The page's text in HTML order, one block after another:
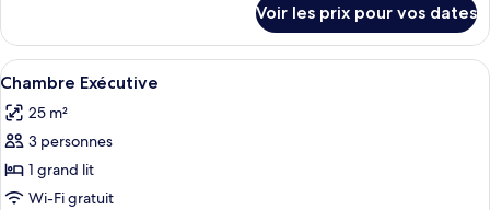
Chambre
Deluxe
le
type
de
Chambre
Deluxe
Voir les prix pour vos dates
Afficher
toutes
les
photos
pour
ce
Une chambre d’hôtel avec un
1
Chambre Exécutive
25 m²
3 personnes
1 grand lit
Wi-Fi gratuit